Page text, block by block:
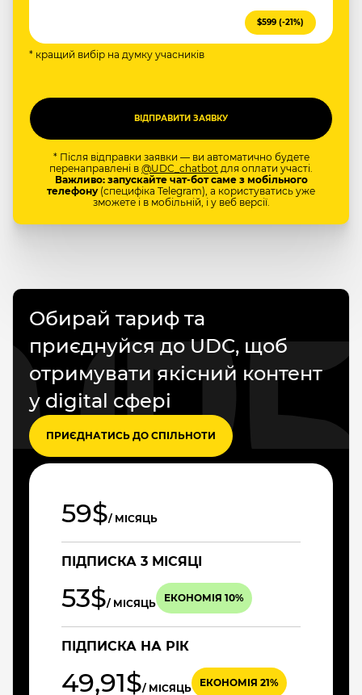
$599 (-21%)
* кращий вибір на думку учасників
* Після відправки заявки — ви автоматично будете
перенаправлені в @UDC_chatbot для оплати участі.
Важливо: запускайте чат-бот саме з мобільного
телефону(специфіка Telegram), а користуватись уже
зможете і в мобільній, і у веб версії.
Обирай тариф та
приєднуйся до UDC, щоб
отримувати якісний контент
у digital сфері
ПРИЄДНАТИСЬ ДО СПІЛЬНОТИ
59$/ МІСЯЦЬ
ПІДПИСКА 3 МІСЯЦІ
53$/ МІСЯЦЬ ЕКОНОМІЯ 10%
ПІДПИСКА НА РІК
49,91$/ МІСЯЦЬ ЕКОНОМІЯ 21%